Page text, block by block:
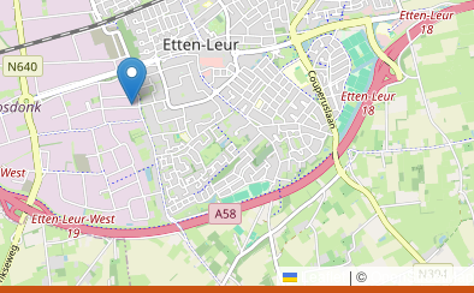
| © OpenStreetMap